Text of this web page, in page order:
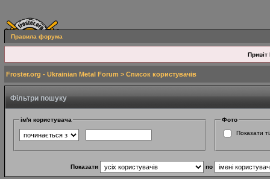
Правила форума
Привіт
Froster.org - Ukrainian Metal Forum > Список користувачів
Фільтри пошуку
ім'я користувача
Фото
Показати
Показати по